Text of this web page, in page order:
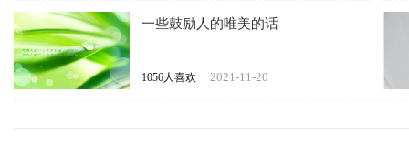
一些鼓励人的唯美的话
1056人喜欢 2021-11-20